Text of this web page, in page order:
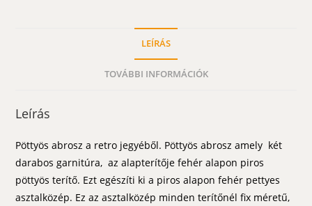
LEÍRÁS
TOVÁBBI INFORMÁCIÓK
Leírás
Pöttyös abrosz a retro jegyéből. Pöttyös abrosz amely két
darabos garnitúra, az alapterítője fehér alapon piros
pöttyös terítő. Ezt egészíti ki a piros alapon fehér pettyes
asztalközép. Ez az asztalközép minden terítőnél fix méretű,